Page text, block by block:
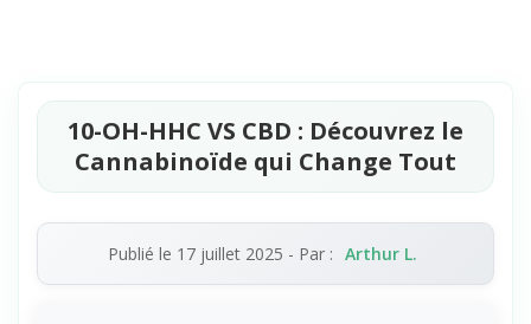
10-OH-HHC VS CBD : Découvrez le
Cannabinoïde qui Change Tout
Publié le 17 juillet 2025 - Par : Arthur L.